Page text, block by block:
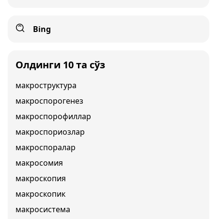
Bing
Олдинги 10 та сўз
макроструктура
макроспорогенез
макроспорофиллар
макроспориозлар
макроспоралар
макросомия
макроскопия
макроскопик
макросистема